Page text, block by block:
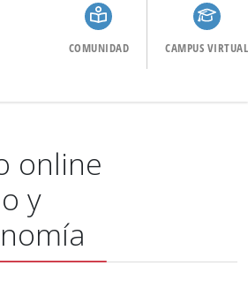
COMUNIDAD CAMPUS VIRTUAL
online
y